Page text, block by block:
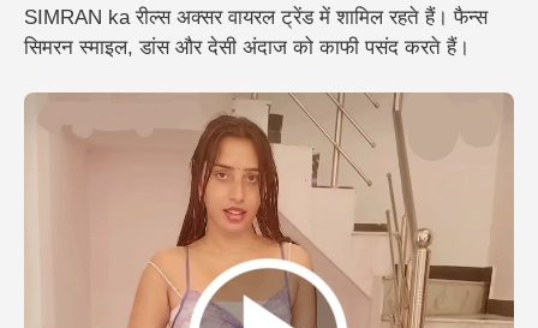
SIMRAN ka रील्स अक्सर वायरल ट्रेंड में शामिल रहते हैं। फैन्स
सिमरन स्माइल, डांस और देसी अंदाज को काफी पसंद करते हैं।